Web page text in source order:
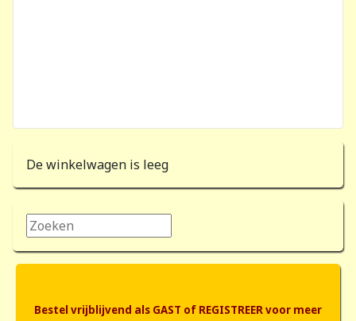
De winkelwagen is leeg
Zoeken...
Bestel vrijblijvend als GAST of REGISTREER voor meer